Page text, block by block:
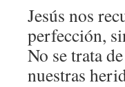
Jesús nos
perfección,
No se trata
nuestras